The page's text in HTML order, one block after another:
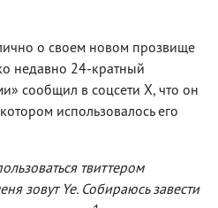
о своем новом прозвище
недавно 24-кратный
сообщил в соцсети X, что он
использовалось его
твиттером
зовут Ye. Собираюсь завести